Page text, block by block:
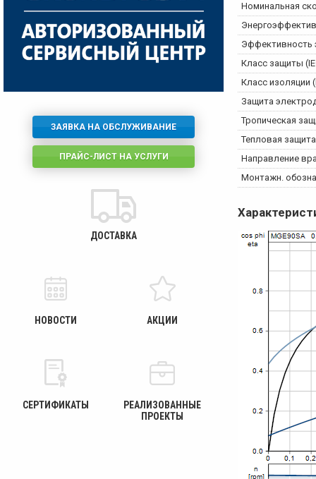
Номинальная
Эффективность
Класс защиты
Класс изоляции
Защита
Тропическая
Тепловая защита
Направление
Монтажн.
ЗАЯВКА НА ОБСЛУЖИВАНИЕ
ПРАЙС-ЛИСТ НА УСЛУГИ
ДОСТАВКА
НОВОСТИ АКЦИИ
СЕРТИФИКАТЫ
РЕАЛИЗОВАННЫЕ
ПРОЕКТЫ